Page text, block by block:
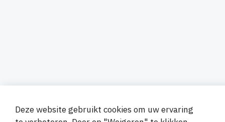
Deze website gebruikt cookies om uw ervaring